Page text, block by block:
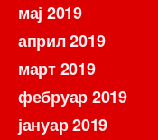
мај 2019
април 2019
март 2019
фебруар 2019
јануар 2019